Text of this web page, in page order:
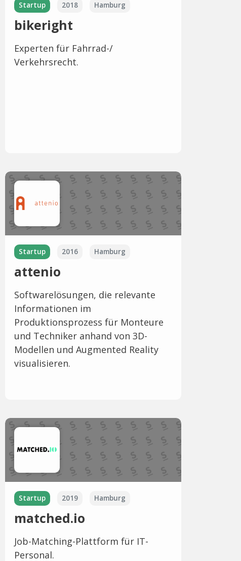
Startup 2018 Hamburg
bikeright
Experten für Fahrrad-/
Verkehrsrecht.
Startup 2016 Hamburg
attenio
Softwarelösungen, die relevante
Informationen im
Produktionsprozess für Monteure
und Techniker anhand von 3D-
Modellen und Augmented Reality
visualisieren.
Startup 2019 Hamburg
matched.io
Job-Matching-Plattform für IT-
Personal.